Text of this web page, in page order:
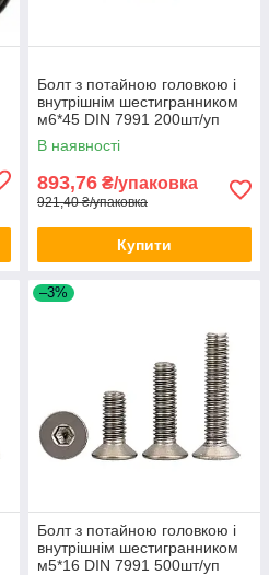
Болт з потайною головкою і
внутрішнім шестигранником
м6*45 DIN 7991 200шт/уп
В наявності
893,76 ₴/упаковка
921,40 ₴/упаковка
Купити
–3%
Болт з потайною головкою і
внутрішнім шестигранником
м5*16 DIN 7991 500шт/уп